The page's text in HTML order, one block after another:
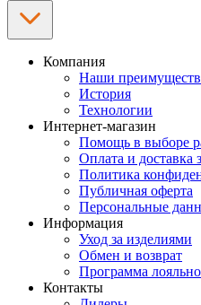
Компания
Наши
История
Технологии
Интернет-магазин
Помощь в выборе
Оплата и доставка
Политика
Публичная оферта
Персональные
Информация
Уход за изделиями
Обмен и возврат
Программа
Контакты